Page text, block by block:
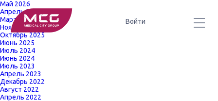
Войти
Май 2026
Апрель 2026
Март 2026
Ноябрь 2025
Октябрь 2025
Июнь 2025
Июль 2024
Июнь 2024
Июль 2023
Апрель 2023
Декабрь 2022
Август 2022
Апрель 2022